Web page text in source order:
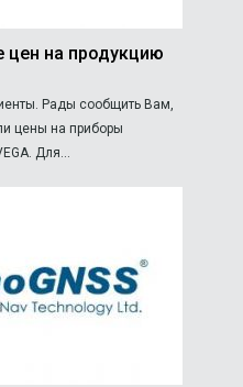
цен на продукцию
Рады сообщить Вам,
цены на приборы
Для...